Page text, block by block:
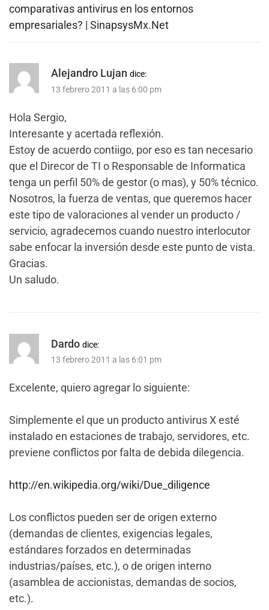
comparativas antivirus en los entornos
empresariales? | SinapsysMx.Net
Alejandro Lujan dice:
13 febrero 2011 a las 6:00 pm
Hola Sergio,
Interesante y acertada reflexión.
Estoy de acuerdo contiigo, por eso es tan necesario
que el Direcor de TI o Responsable de Informatica
tenga un perfil 50% de gestor (o mas), y 50% técnico.
Nosotros, la fuerza de ventas, que queremos hacer
este tipo de valoraciones al vender un producto /
servicio, agradecemos cuando nuestro interlocutor
sabe enfocar la inversión desde este punto de vista.
Gracias.
Un saludo.
Dardo dice:
13 febrero 2011 a las 6:01 pm
Excelente, quiero agregar lo siguiente:
Simplemente el que un producto antivirus X esté
instalado en estaciones de trabajo, servidores, etc.
previene conflictos por falta de debida dilegencia.
http://en.wikipedia.org/wiki/Due_diligence
Los conflictos pueden ser de origen externo
(demandas de clientes, exigencias legales,
estándares forzados en determinadas
industrias/países, etc.), o de origen interno
(asamblea de accionistas, demandas de socios,
etc.).